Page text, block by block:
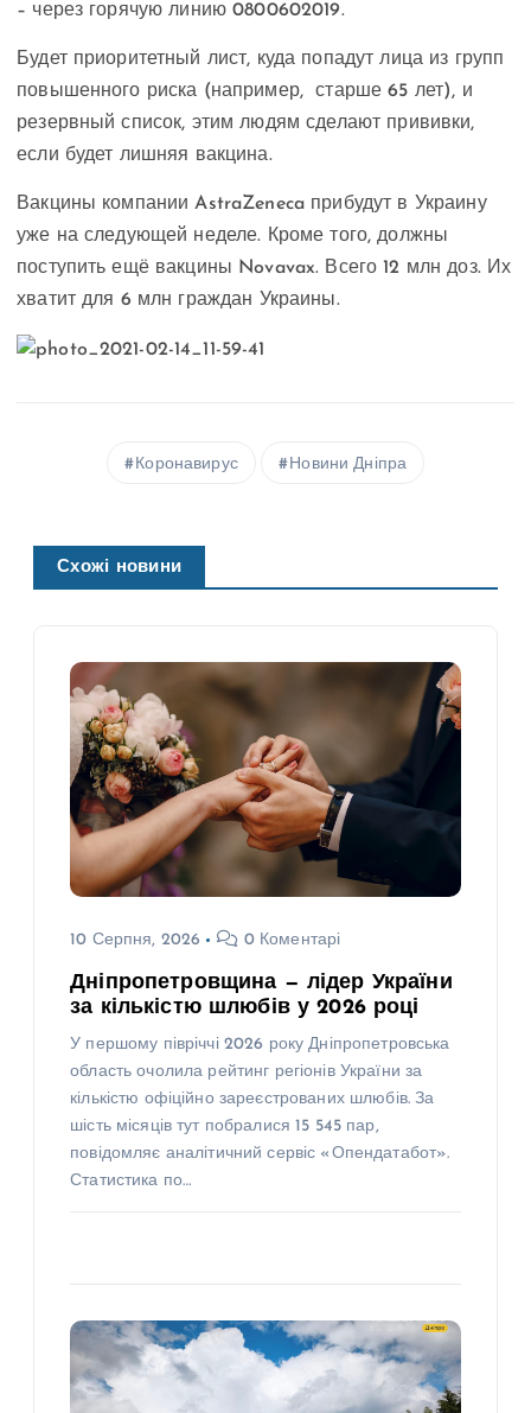
– через горячую линию 0800602019.
Будет приоритетный лист, куда попадут лица из групп
повышенного риска (например, старше 65 лет), и
резервный список, этим людям сделают прививки,
если будет лишняя вакцина.
Вакцины компании AstraZeneca прибудут в Украину
уже на следующей неделе. Кроме того, должны
поступить ещё вакцины Novavax. Всего 12 млн доз. Их
хватит для 6 млн граждан Украины.
Коронавирус Новини Дніпра
Схожі новини
10 Серпня, 2026 0 Коментарі
Дніпропетровщина — лідер України
за кількістю шлюбів у 2026 році
У першому півріччі 2026 року Дніпропетровська
область очолила рейтинг регіонів України за
кількістю офіційно зареєстрованих шлюбів. За
шість місяців тут побралися 15 545 пар,
повідомляє аналітичний сервіс «Опендатабот».
Статистика по…